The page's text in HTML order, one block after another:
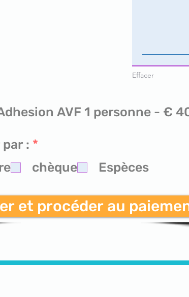
Effacer
AVF 1 personne - €
: *
l
g
a
t
r
chèque Espèces
et procéder au